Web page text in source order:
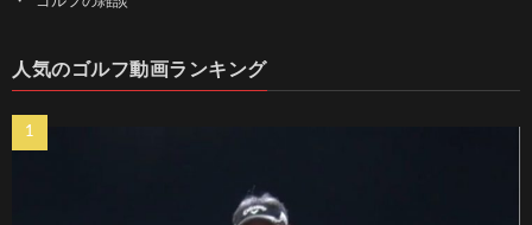
人気のゴルフ動画ランキング